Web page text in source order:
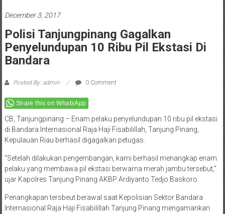
December 3, 2017
Polisi Tanjungpinang Gagalkan
Penyelundupan 10 Ribu Pil Ekstasi Di
Bandara
Posted By: admin 0 Comment
Share this on WhatsApp
CB, Tanjungpinang – Enam pelaku penyelundupan 10 ribu pil ekstasi
di Bandara Internasional Raja Haji Fisabilillah, Tanjung Pinang,
Kepulauan Riau berhasil digagalkan petugas.
“Setelah dilakukan pengembangan, kami berhasil menangkap enam
pelaku yang membawa pil ekstasi berwarna merah jambu tersebut,”
ujar Kapolres Tanjung Pinang AKBP Ardiyanto Tedjo Baskoro.
Penangkapan tersbeut berawal saat Kepolisian Sektor Bandara
Internasional Raja Haji Fisabilillah Tanjung Pinang mengamankan